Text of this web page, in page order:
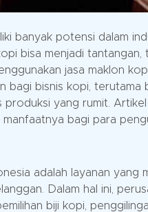
banyak potensi dalam
bisa menjadi tantangan,
jasa maklon
bagi bisnis kopi, terutama
yang rumit. Artikel
bagi para
adalah layanan yang
Dalam hal ini,
biji kopi,